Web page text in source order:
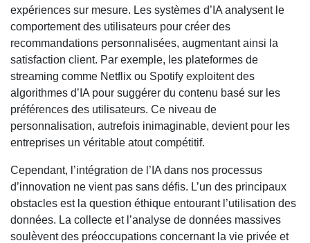
expériences sur mesure. Les systèmes d’IA analysent le
comportement des utilisateurs pour créer des
recommandations personnalisées, augmentant ainsi la
satisfaction client. Par exemple, les plateformes de
streaming comme Netflix ou Spotify exploitent des
algorithmes d’IA pour suggérer du contenu basé sur les
préférences des utilisateurs. Ce niveau de
personnalisation, autrefois inimaginable, devient pour les
entreprises un véritable atout compétitif.
Cependant, l’intégration de l’IA dans nos processus
d’innovation ne vient pas sans défis. L’un des principaux
obstacles est la question éthique entourant l’utilisation des
données. La collecte et l’analyse de données massives
soulèvent des préoccupations concernant la vie privée et